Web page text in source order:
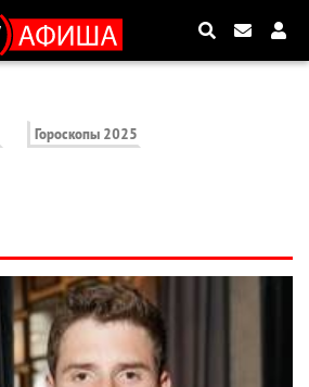
Гороскопы 2025